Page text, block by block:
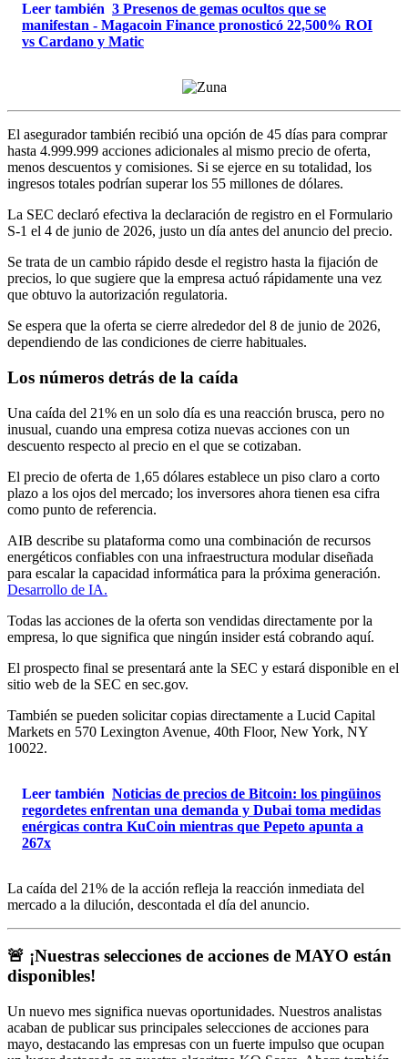
Leer también 3 Presenos de gemas ocultos que se
manifestan - Magacoin Finance pronosticó 22,500% ROI
vs Cardano y Matic
El asegurador también recibió una opción de 45 días para comprar
hasta 4.999.999 acciones adicionales al mismo precio de oferta,
menos descuentos y comisiones. Si se ejerce en su totalidad, los
ingresos totales podrían superar los 55 millones de dólares.
La SEC declaró efectiva la declaración de registro en el Formulario
S-1 el 4 de junio de 2026, justo un día antes del anuncio del precio.
Se trata de un cambio rápido desde el registro hasta la fijación de
precios, lo que sugiere que la empresa actuó rápidamente una vez
que obtuvo la autorización regulatoria.
Se espera que la oferta se cierre alrededor del 8 de junio de 2026,
dependiendo de las condiciones de cierre habituales.
Los números detrás de la caída
Una caída del 21% en un solo día es una reacción brusca, pero no
inusual, cuando una empresa cotiza nuevas acciones con un
descuento respecto al precio en el que se cotizaban.
El precio de oferta de 1,65 dólares establece un piso claro a corto
plazo a los ojos del mercado; los inversores ahora tienen esa cifra
como punto de referencia.
AIB describe su plataforma como una combinación de recursos
energéticos confiables con una infraestructura modular diseñada
para escalar la capacidad informática para la próxima generación.
Desarrollo de IA.
Todas las acciones de la oferta son vendidas directamente por la
empresa, lo que significa que ningún insider está cobrando aquí.
El prospecto final se presentará ante la SEC y estará disponible en el
sitio web de la SEC en sec.gov.
También se pueden solicitar copias directamente a Lucid Capital
Markets en 570 Lexington Avenue, 40th Floor, New York, NY
10022.
Leer también Noticias de precios de Bitcoin: los pingüinos
regordetes enfrentan una demanda y Dubai toma medidas
enérgicas contra KuCoin mientras que Pepeto apunta a
267x
La caída del 21% de la acción refleja la reacción inmediata del
mercado a la dilución, descontada el día del anuncio.
🚨 ¡Nuestras selecciones de acciones de MAYO están
disponibles!
Un nuevo mes significa nuevas oportunidades. Nuestros analistas
acaban de publicar sus principales selecciones de acciones para
mayo, destacando las empresas con un fuerte impulso que ocupan